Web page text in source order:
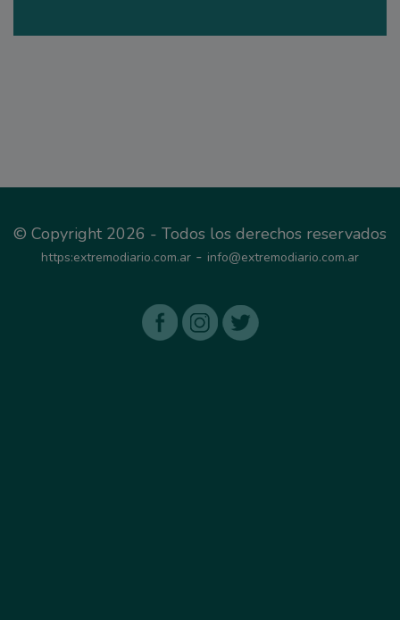
© Copyright 2026 - Todos los derechos reservados
https:extremodiario.com.ar - info@extremodiario.com.ar